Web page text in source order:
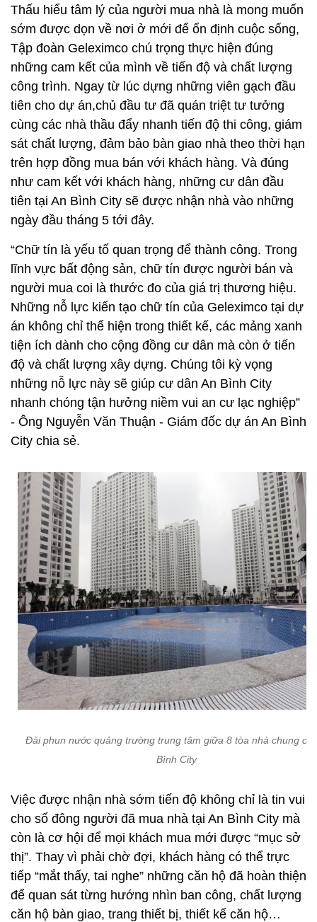
Thấu hiểu tâm lý của người mua nhà là mong muốn
sớm được dọn về nơi ở mới để ổn định cuộc sống,
Tập đoàn Geleximco chú trọng thực hiện đúng
những cam kết của mình về tiến độ và chất lượng
công trình. Ngay từ lúc dựng những viên gạch đầu
tiên cho dự án,chủ đầu tư đã quán triệt tư tưởng
cùng các nhà thầu đẩy nhanh tiến độ thi công, giám
sát chất lượng, đảm bảo bàn giao nhà theo thời hạn
trên hợp đồng mua bán với khách hàng. Và đúng
như cam kết với khách hàng, những cư dân đầu
tiên tại An Bình City sẽ được nhận nhà vào những
ngày đầu tháng 5 tới đây.
“Chữ tín là yếu tố quan trọng để thành công. Trong
lĩnh vực bất động sản, chữ tín được người bán và
người mua coi là thước đo của giá trị thương hiệu.
Những nỗ lực kiến tạo chữ tín của Geleximco tại dự
án không chỉ thể hiện trong thiết kế, các mảng xanh
tiện ích dành cho cộng đồng cư dân mà còn ở tiến
độ và chất lượng xây dựng. Chúng tôi kỳ vọng
những nỗ lực này sẽ giúp cư dân An Bình City
nhanh chóng tận hưởng niềm vui an cư lạc nghiệp”
- Ông Nguyễn Văn Thuận - Giám đốc dự án An Bình
City chia sẻ.
Đài phun nước quảng trường trung tâm giữa 8 tòa nhà chung cư
Bình City
Việc được nhận nhà sớm tiến độ không chỉ là tin vui
cho số đông người đã mua nhà tại An Bình City mà
còn là cơ hội để mọi khách mua mới được “mục sở
thị”. Thay vì phải chờ đợi, khách hàng có thể trực
tiếp “mắt thấy, tai nghe” những căn hộ đã hoàn thiện
để quan sát từng hướng nhìn ban công, chất lượng
căn hộ bàn giao, trang thiết bị, thiết kế căn hộ…